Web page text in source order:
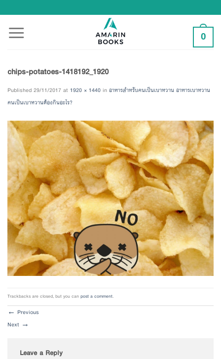
to
content
0
chips-potatoes-1418192_1920
Published 29/11/2017 at 1920 × 1440 in อาหารสำหรับคนเป็นเบาหวาน อาหารเบาหวาน
คนเป็นเบาหวานต้องกินอะไร?
Trackbacks are closed, but you canpost a comment.
← Previous
Next →
Leave a Reply